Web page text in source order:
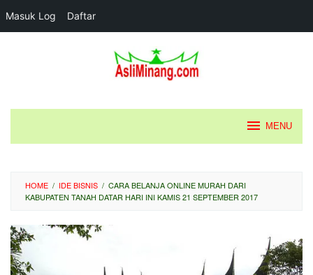
Masuk Log Daftar
MENU
HOME / IDE BISNIS / CARA BELANJA ONLINE MURAH DARI
KABUPATEN TANAH DATAR HARI INI KAMIS 21 SEPTEMBER 2017